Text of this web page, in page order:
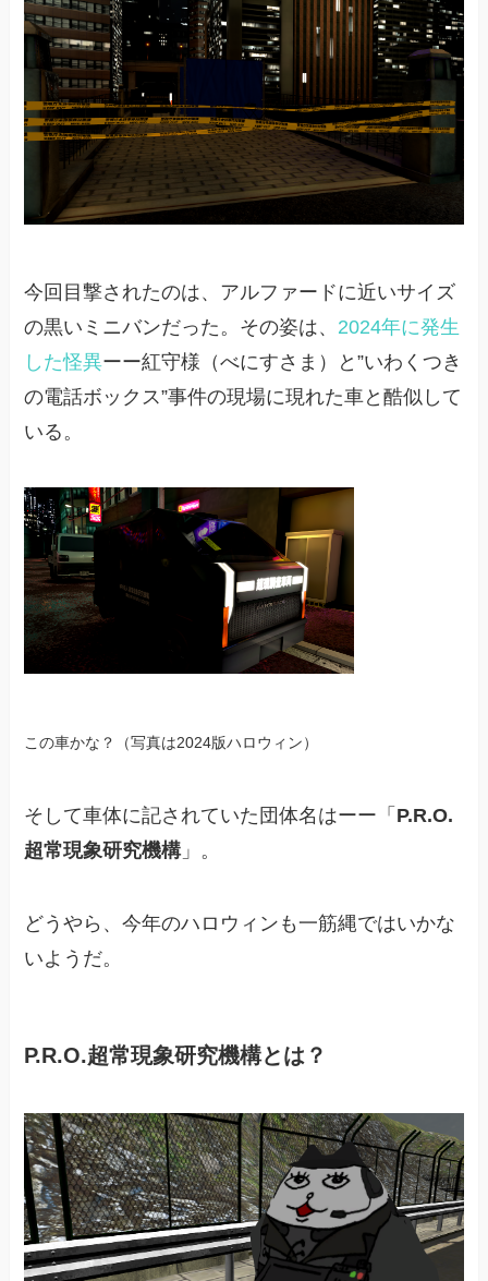
今回目撃されたのは、アルファードに近いサイズ
の黒いミニバンだった。その姿は、 2024年に発生
した怪異ーー紅守様（べにすさま）と”いわくつき
の電話ボックス”事件の現場に現れた車と酷似して
いる。
この車かな？（写真は2024版ハロウィン）
そして車体に記されていた団体名はーー「 P.R.O.
超常現象研究機構」。
どうやら、今年のハロウィンも一筋縄ではいかな
いようだ。
P.R.O.超常現象研究機構とは？